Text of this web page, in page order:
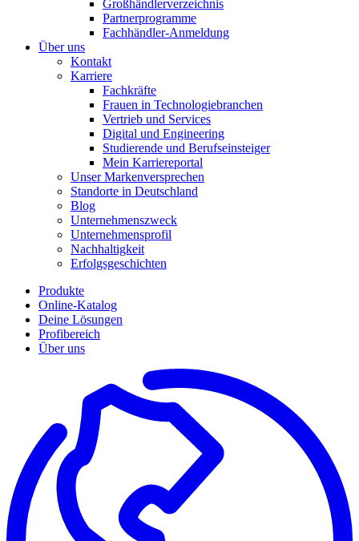
Großhändlerverzeichnis
Partnerprogramme
Fachhändler-Anmeldung
Über uns
Kontakt
Karriere
Fachkräfte
Frauen in Technologiebranchen
Vertrieb und Services
Digital und Engineering
Studierende und Berufseinsteiger
Mein Karriereportal
Unser Markenversprechen
Standorte in Deutschland
Blog
Unternehmenszweck
Unternehmensprofil
Nachhaltigkeit
Erfolgsgeschichten
Produkte
Online-Katalog
Deine Lösungen
Profibereich
Über uns